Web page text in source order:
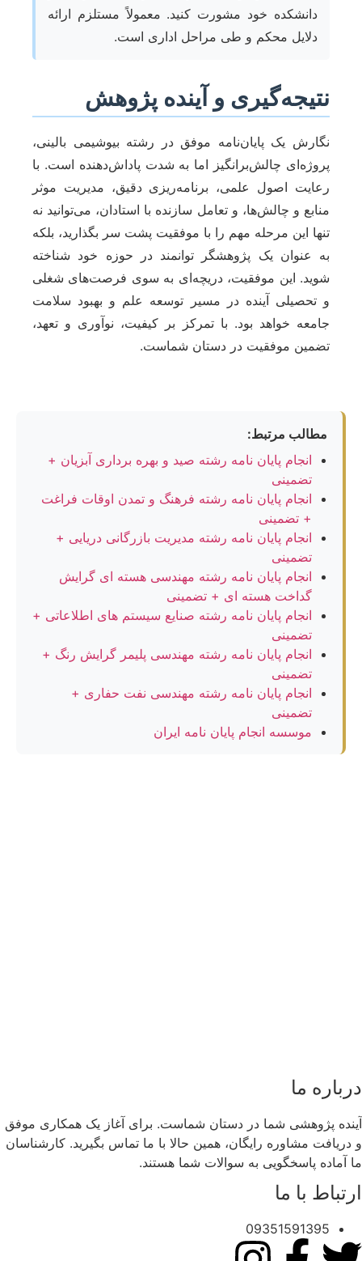
دانشکده خود مشورت کنید. معمولاً مستلزم ارائه
دلایل محکم و طی مراحل اداری است.
نتیجه‌گیری و آینده پژوهش
نگارش یک پایان‌نامه موفق در رشته بیوشیمی بالینی،
پروژه‌ای چالش‌برانگیز اما به شدت پاداش‌دهنده است. با
رعایت اصول علمی، برنامه‌ریزی دقیق، مدیریت موثر
منابع و چالش‌ها، و تعامل سازنده با استادان، می‌توانید نه
تنها این مرحله مهم را با موفقیت پشت سر بگذارید، بلکه
به عنوان یک پژوهشگر توانمند در حوزه خود شناخته
شوید. این موفقیت، دریچه‌ای به سوی فرصت‌های شغلی
و تحصیلی آینده در مسیر توسعه علم و بهبود سلامت
جامعه خواهد بود. با تمرکز بر کیفیت، نوآوری و تعهد،
تضمین موفقیت در دستان شماست.
مطالب مرتبط:
انجام پایان نامه رشته صید و بهره برداری آبزیان +
تضمینی
انجام پایان نامه رشته فرهنگ و تمدن اوقات فراغت
+ تضمینی
انجام پایان نامه رشته مدیریت بازرگانی دریایی +
تضمینی
انجام پایان نامه رشته مهندسی هسته ای گرایش
گداخت هسته ای + تضمینی
انجام پایان نامه رشته صنایع سیستم های اطلاعاتی +
تضمینی
انجام پایان نامه رشته مهندسی پلیمر گرایش رنگ +
تضمینی
انجام پایان نامه رشته مهندسی نفت حفاری +
تضمینی
موسسه انجام پایان نامه ایران
درباره ما
آینده پژوهشی شما در دستان شماست. برای آغاز یک همکاری موفق
و دریافت مشاوره رایگان، همین حالا با ما تماس بگیرید. کارشناسان
ما آماده پاسخگویی به سوالات شما هستند.
ارتباط با ما
09351591395